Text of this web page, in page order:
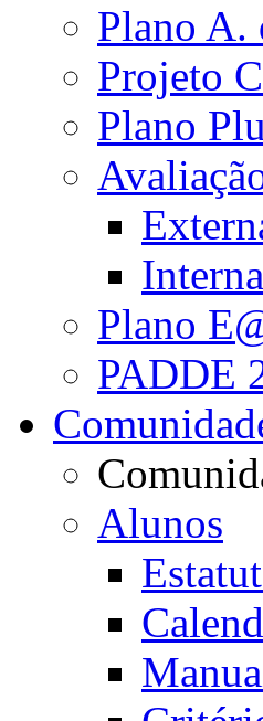
Plano A.
Projeto
Plano
Interna
Plano
PADDE
Alunos